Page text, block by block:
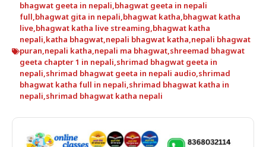
bhagwat geeta in nepali,bhagwat geeta in nepali
full,bhagwat gita in nepali,bhagwat katha,bhagwat katha
live,bhagwat katha live streaming,bhagwat katha
nepali,katha bhagwat,nepali bhagwat katha,nepali bhagwat
puran,nepali katha,nepali ma bhagwat,shreemad bhagwat
geeta chapter 1 in nepali,shrimad bhagwat geeta in
nepali,shrimad bhagwat geeta in nepali audio,shrimad
bhagwat katha full in nepali,shrimad bhagwat katha in
nepali,shrimad bhagwat katha nepali